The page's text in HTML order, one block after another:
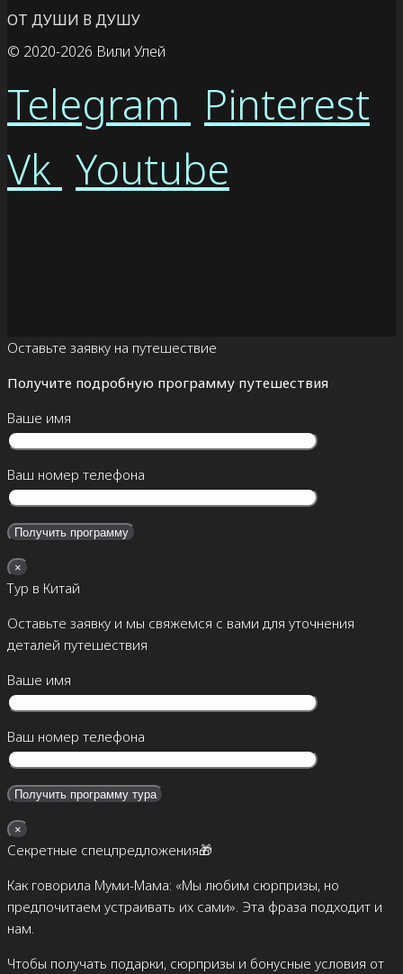
ОТ ДУШИ В ДУШУ
© 2020-2026 Вили Улей
Telegram Pinterest
Vk Youtube
Оставьте заявку на путешествие
Получите подробную программу путешествия
Ваше имя
Ваш номер телефона
×
Тур в Китай
Оставьте заявку и мы свяжемся с вами для уточнения
деталей путешествия
Ваше имя
Ваш номер телефона
×
Секретные спецпредложения🎁
Как говорила Муми-Мама: «Мы любим сюрпризы, но
предпочитаем устраивать их сами». Эта фраза подходит и
нам.
Чтобы получать подарки, сюрпризы и бонусные условия от